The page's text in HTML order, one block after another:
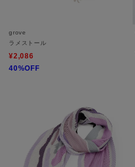
grove
ラメストール
¥2,086
40%OFF